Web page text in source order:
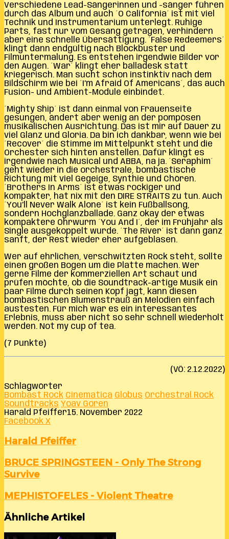
Verschiedene Lead-Sängerinnen und -sänger führen
durch das Album und auch ´O California´ ist mit viel
Technik und Instrumentarium unterlegt. Ruhige
Parts, fast nur vom Gesang getragen, verhindern
aber eine schnelle Übersättigung. ´False Redeemers´
klingt dann endgültig nach Blockbuster und
Filmuntermalung. Es entstehen irgendwie Bilder vor
den Augen. ´War´ klingt eher balladesk statt
kriegerisch. Man sucht schon instinktiv nach dem
Bildschirm wie bei ´I’m Afraid Of Americans´, das auch
Fusion- und Ambient-Module einbindet.
´Mighty Ship´ ist dann einmal von Frauenseite
gesungen, ändert aber wenig an der pompösen
musikalischen Ausrichtung. Das ist mir auf Dauer zu
viel Glanz und Gloria. Da bin ich dankbar, wenn wie bei
´Recover´ die Stimme im Mittelpunkt steht und die
Orchester sich hinten anstellen. Dafür klingt es
irgendwie nach Musical und ABBA, na ja. ´Seraphim´
geht wieder in die orchestrale, bombastische
Richtung mit viel Gegeige, Synthie und Chören.
´Brothers In Arms´ ist etwas rockiger und
kompakter, hat nix mit den DIRE STRAITS zu tun. Auch
´You’ll Never Walk Alone´ ist kein Fußballsong,
sondern Hochglanzballade. Ganz okay der etwas
kompaktere Ohrwurm ´You And I´, der im Frühjahr als
Single ausgekoppelt wurde. ´The River´ ist dann ganz
sanft, der Rest wieder eher aufgeblasen.
Wer auf ehrlichen, verschwitzten Rock steht, sollte
einen großen Bogen um die Platte machen. Wer
gerne Filme der kommerziellen Art schaut und
prüfen möchte, ob die Soundtrack-artige Musik ein
paar Filme durch seinen Kopf jagt, kann diesen
bombastischen Blumenstrauß an Melodien einfach
austesten. Für mich war es ein interessantes
Erlebnis, muss aber nicht so sehr schnell wiederholt
werden. Not my cup of tea.
(7 Punkte)
(VÖ: 2.12.2022)
Schlagwörter
Bombast Rock Cinematica Globus Orchestral Rock
Soundtracks Yoav Goren
Harald Pfeiffer15. November 2022
Facebook X
E-
Mail
Harald Pfeiffer
BRUCE
SPRINGSTEEN
-
The
Survive
BRUCE SPRINGSTEEN - Only The Strong
Survive
MEPHISTOFELES
-
Violent
Theatre
MEPHISTOFELES - Violent Theatre
Ähnliche Artikel